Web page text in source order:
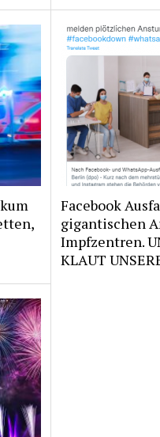
Facebook
gigantischen
Impfzentren.
KLAUT